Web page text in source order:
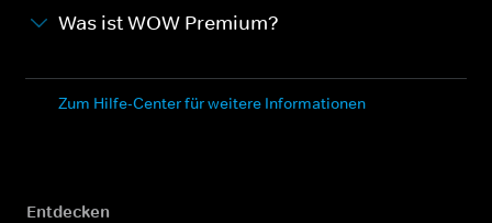
Was ist WOW Premium?
Zum Hilfe-Center für weitere Informationen
Entdecken